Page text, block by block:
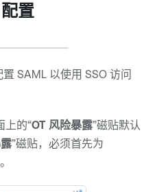
置
SAML 以使用 SSO 访问
上的“OT 风险暴露”磁贴默认
”磁贴，必须首先为